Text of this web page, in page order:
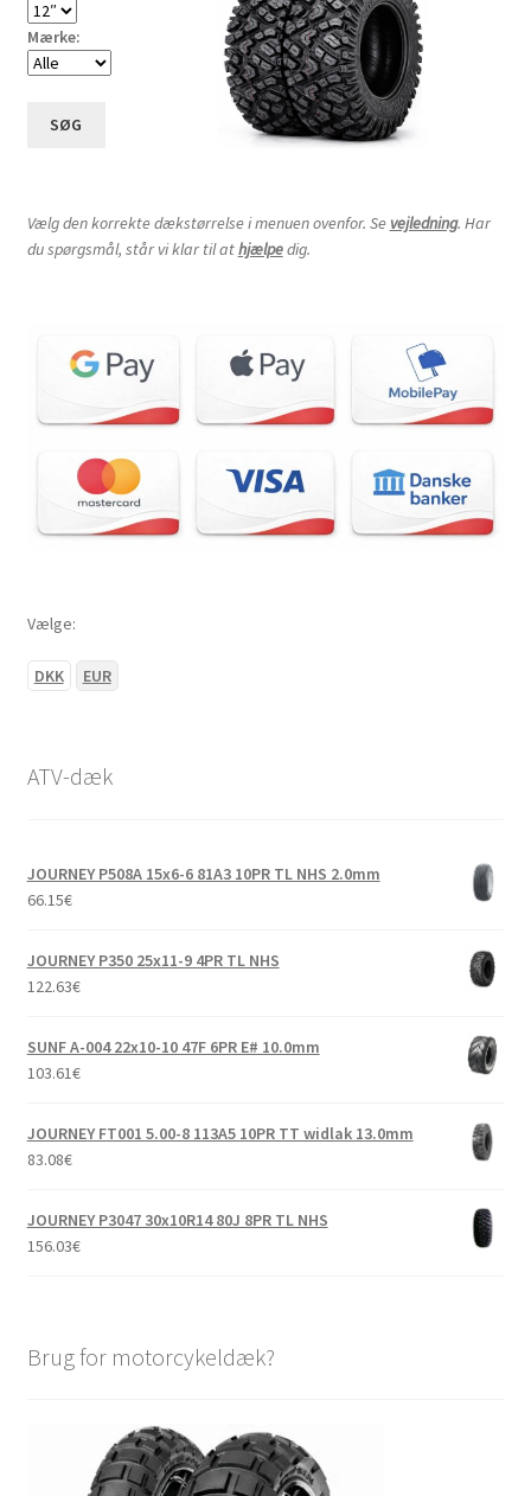
Mærke:
SØG
Vælg den korrekte dækstørrelse i menuen ovenfor. Se vejledning. Har
du spørgsmål, står vi klar til athjælpedig.
Vælge:
DKK EUR
ATV-dæk
JOURNEY P508A 15x6-6 81A3 10PR TL NHS 2.0mm
66.15€
JOURNEY P350 25x11-9 4PR TL NHS
122.63€
SUNF A-004 22x10-10 47F 6PR E# 10.0mm
103.61€
JOURNEY FT001 5.00-8 113A5 10PR TT widlak 13.0mm
83.08€
JOURNEY P3047 30x10R14 80J 8PR TL NHS
156.03€
Brug for motorcykeldæk?